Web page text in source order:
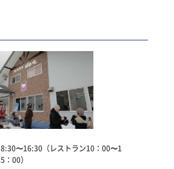
8:30〜16:30（レストラン10：00〜1
5：00）